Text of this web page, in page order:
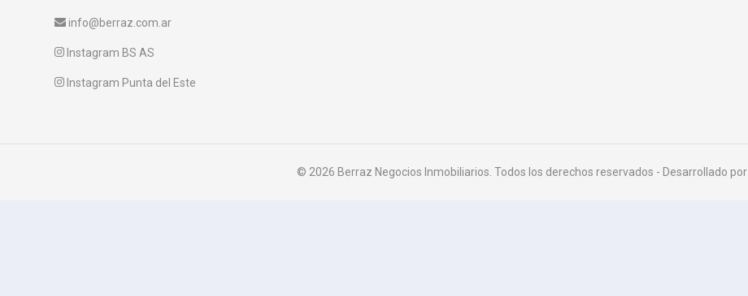
info@berraz.com.ar
Instagram BS AS
Instagram Punta del Este
© 2026 Berraz Negocios Inmobiliarios. Todos los derechos reservados - Desarrollado por